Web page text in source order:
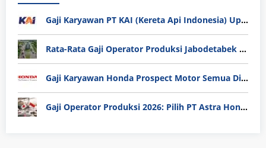
Gaji Karyawan PT KAI (Kereta Api Indonesia) Update 2025
Rata-Rata Gaji Operator Produksi Jabodetabek 2025: Bedah Tuntas UMK, Lemburan, dan Realita Hidup Buruh
Gaji Karyawan Honda Prospect Motor Semua Divisi
Gaji Operator Produksi 2026: Pilih PT Astra Honda Motor (AHM) atau Manufaktur di Jepang?